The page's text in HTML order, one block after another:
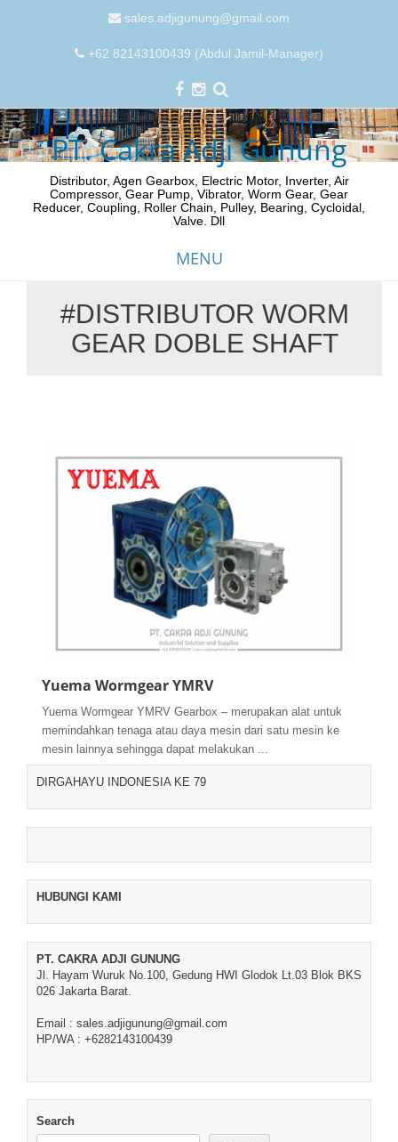
sales.adjigunung@gmail.com
+62 82143100439 (Abdul Jamil-Manager)
PT. Cakra Adji Gunung
Distributor, Agen Gearbox, Electric Motor, Inverter, Air
Compressor, Gear Pump, Vibrator, Worm Gear, Gear
Reducer, Coupling, Roller Chain, Pulley, Bearing, Cycloidal,
Valve. Dll
MENU
Skip
content
#DISTRIBUTOR WORM
GEAR DOBLE SHAFT
Yuema Wormgear YMRV
Yuema Wormgear YMRV Gearbox – merupakan alat untuk
memindahkan tenaga atau daya mesin dari satu mesin ke
mesin lainnya sehingga dapat melakukan ...
DIRGAHAYU INDONESIA KE 79
HUBUNGI KAMI
PT. CAKRA ADJI GUNUNG
Jl. Hayam Wuruk No.100, Gedung HWI Glodok Lt.03 Blok BKS
026 Jakarta Barat.
Email : sales.adjigunung@gmail.com
HP/WA : +6282143100439
Search